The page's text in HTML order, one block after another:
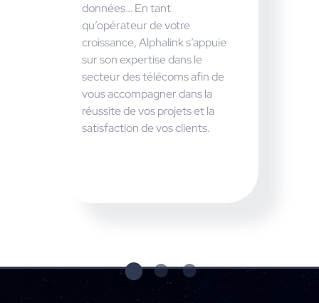
données… En tant
qu’opérateur de votre
croissance, Alphalink s’appuie
sur son expertise dans le
secteur des télécoms afin de
vous accompagner dans la
réussite de vos projets et la
satisfaction de vos clients.